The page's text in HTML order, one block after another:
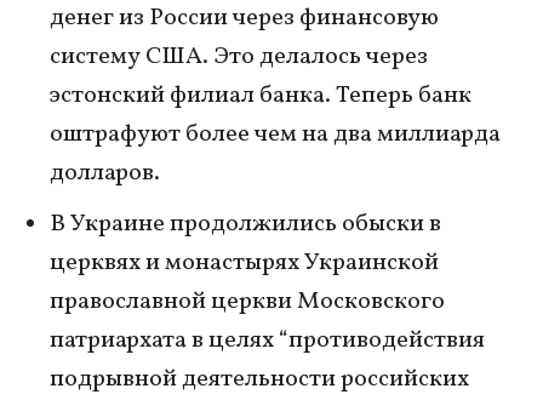
денег из России через финансовую
систему США. Это делалось через
эстонский филиал банка. Теперь банк
оштрафуют более чем на два миллиарда
долларов.
В Украине продолжились обыски в
церквях и монастырях Украинской
православной церкви Московского
патриархата в целях “противодействия
подрывной деятельности российских